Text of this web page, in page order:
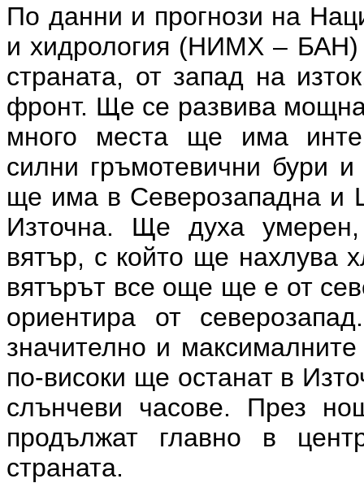
По данни и прогнози на
и хидрология (НИМХ – БАН)
страната, от запад на
фронт. Ще се развива
много места ще има
силни гръмотевични бури
ще има в Северозападна и
Източна. Ще духа
вятър, с който ще нахлува
вятърът все още ще е от
ориентира от
значително и
по-високи ще останат в
слънчеви часове. През
продължат главно в
страната.